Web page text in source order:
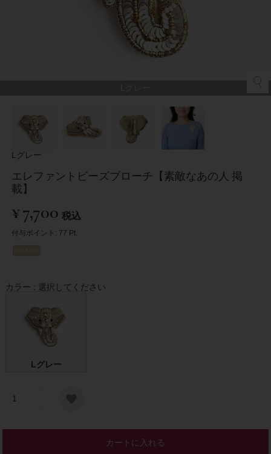
Lグレー
エレファントビーズブローチ【素敵なあの人 掲
載】
¥7,700 税込
付与ポイント: 77 Pt.
カラー 選択してください
Lグレー
カートに入れる